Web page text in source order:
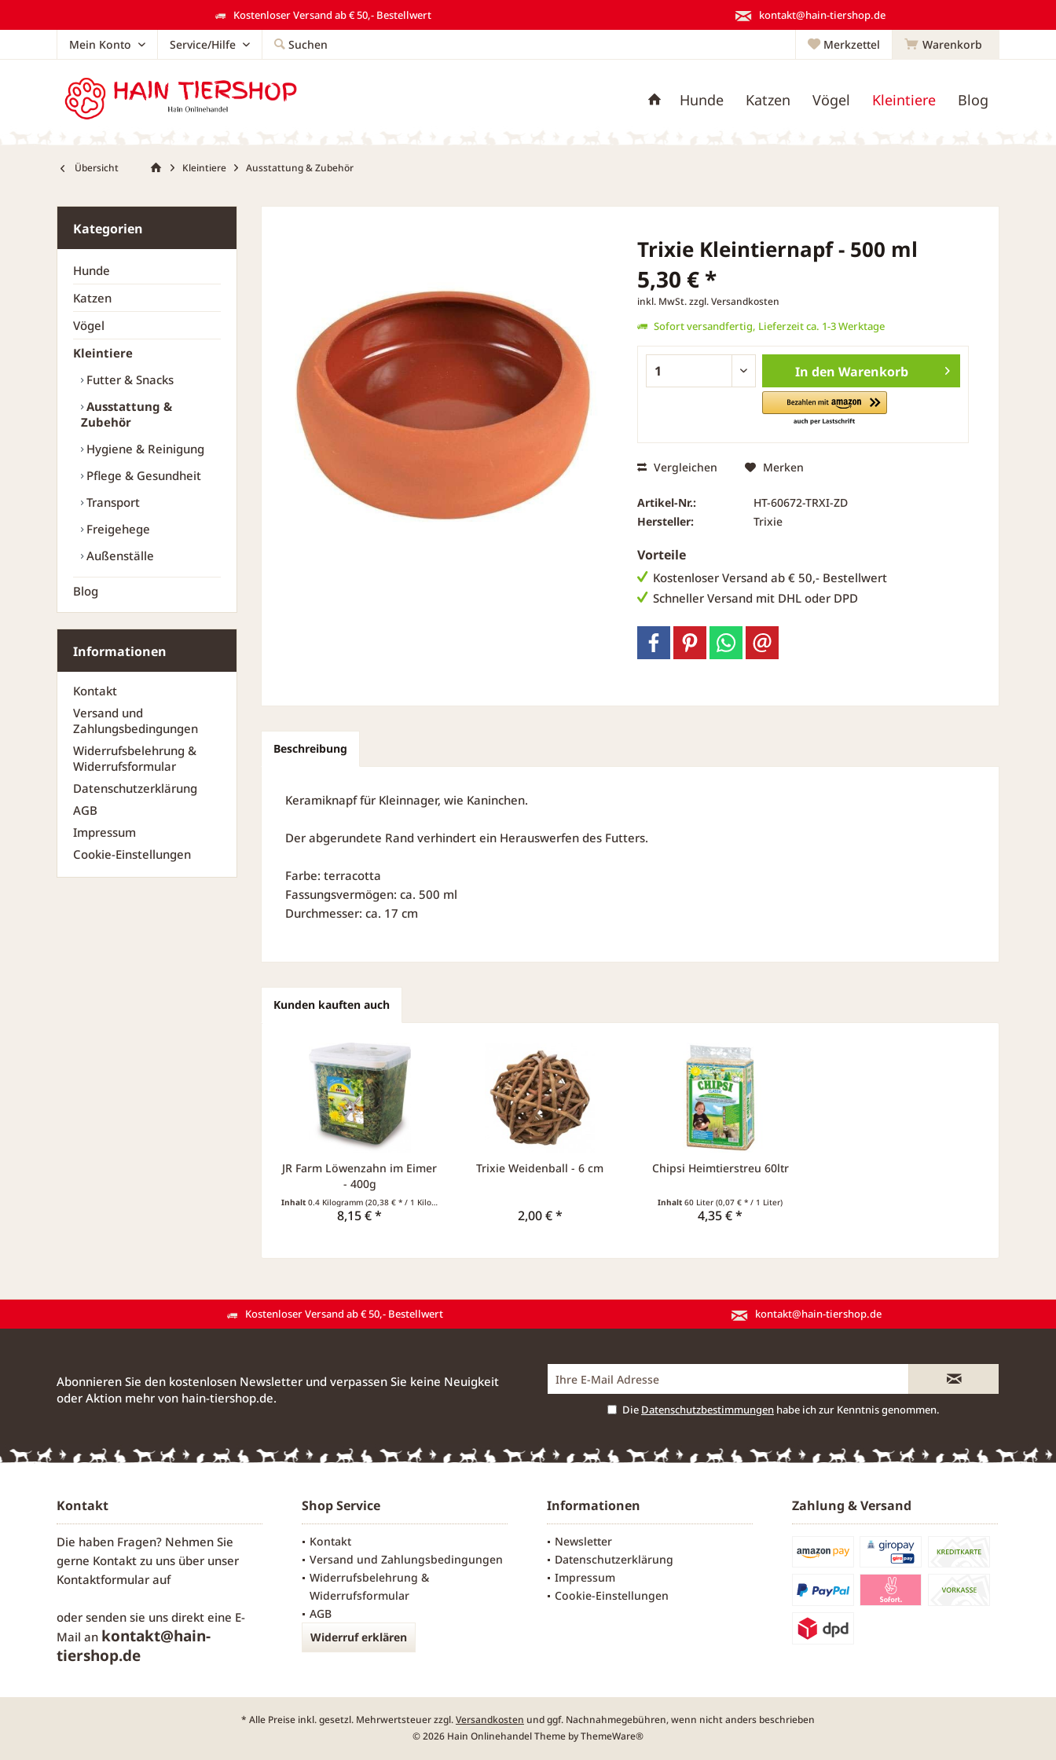
Kostenloser Versand ab € 50,- Bestellwert kontakt@hain-tiershop.de
Warenkorb
Merkzettel
Mein Konto Service/Hilfe Suchen
Hunde Katzen Vögel Kleintiere Blog
Übersicht Kleintiere Ausstattung & Zubehör
Kategorien
Hunde
Katzen
Vögel
Kleintiere
Futter & Snacks
Ausstattung &
Zubehör
Hygiene & Reinigung
Pflege & Gesundheit
Transport
Freigehege
Außenställe
Blog
Informationen
Kontakt
Versand und
Zahlungsbedingungen
Widerrufsbelehrung &
Widerrufsformular
Datenschutzerklärung
AGB
Impressum
Cookie-Einstellungen
Trixie Kleintiernapf - 500 ml
5,30 € *
inkl. MwSt.zzgl. Versandkosten
Sofort versandfertig, Lieferzeit ca. 1-3 Werktage
In den Warenkorb
Vergleichen Merken
Artikel-Nr.:
HT-60672-TRXI-ZD
Hersteller:
Trixie
Vorteile
Kostenloser Versand ab € 50,- Bestellwert
Schneller Versand mit DHL oder DPD
Beschreibung
Keramiknapf für Kleinnager, wie Kaninchen.
Der abgerundete Rand verhindert ein Herauswerfen des Futters.
Farbe: terracotta
Fassungsvermögen: ca. 500 ml
Durchmesser: ca. 17 cm
Kunden kauften auch
JR Farm Löwenzahn im Eimer
- 400g
Inhalt 0.4 Kilogramm (20,38 € * / 1 Kilogramm)
8,15 € *
Trixie Weidenball - 6 cm
2,00 € *
Chipsi Heimtierstreu 60ltr
Inhalt60 Liter(0,07 € * / 1 Liter)
4,35 € *
Kostenloser Versand ab € 50,- Bestellwert kontakt@hain-tiershop.de
Abonnieren Sie den kostenlosen Newsletter und verpassen Sie keine Neuigkeit
oder Aktion mehr von hain-tiershop.de.
Die Datenschutzbestimmungen habe ich zur Kenntnis genommen.
Kontakt
Die haben Fragen? Nehmen Sie
gerne Kontakt zu uns über unser
Kontaktformular auf
oder senden sie uns direkt eine E-
Mail an kontakt@hain-
tiershop.de
Shop Service
Kontakt
Versand und Zahlungsbedingungen
Widerrufsbelehrung &
Widerrufsformular
AGB
Widerruf erklären
Informationen
Newsletter
Datenschutzerklärung
Impressum
Cookie-Einstellungen
Zahlung & Versand
* Alle Preise inkl. gesetzl. Mehrwertsteuer zzgl.Versandkosten und ggf. Nachnahmegebühren, wenn nicht anders beschrieben
© 2026 Hain Onlinehandel Theme byThemeWare®